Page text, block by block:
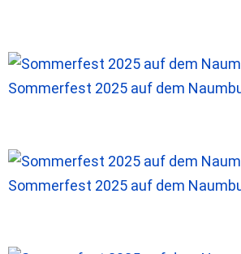
Sommerfest 2025 auf dem
Sommerfest 2025 auf dem